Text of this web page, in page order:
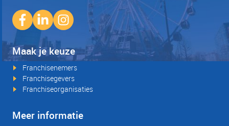
Maak je keuze
Franchisenemers
Franchisegevers
Franchiseorganisaties
Meer informatie